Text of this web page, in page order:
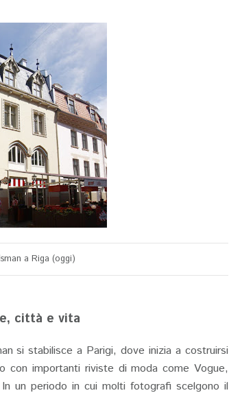
a Riga (oggi)
città e vita
si stabilisce a Parigi, dove inizia a costruirsi
con importanti riviste di moda come Vogue,
un periodo in cui molti fotografi scelgono il